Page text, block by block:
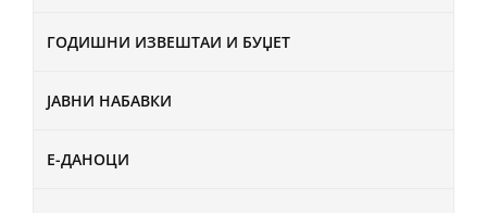
ГОДИШНИ ИЗВЕШТАИ И БУЏЕТ
ЈАВНИ НАБАВКИ
Е-ДАНОЦИ